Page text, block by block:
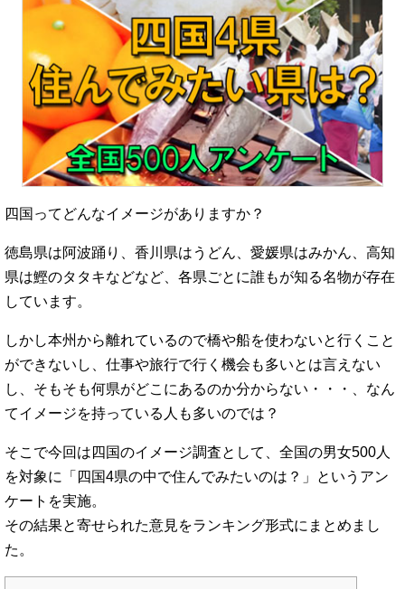
四国ってどんなイメージがありますか？
徳島県は阿波踊り、香川県はうどん、愛媛県はみかん、高知
県は鰹のタタキなどなど、各県ごとに誰もが知る名物が存在
しています。
しかし本州から離れているので橋や船を使わないと行くこと
ができないし、仕事や旅行で行く機会も多いとは言えない
し、そもそも何県がどこにあるのか分からない・・・、なん
てイメージを持っている人も多いのでは？
そこで今回は四国のイメージ調査として、全国の男女500人
を対象に「四国4県の中で住んでみたいのは？」というアン
ケートを実施。
その結果と寄せられた意見をランキング形式にまとめまし
た。